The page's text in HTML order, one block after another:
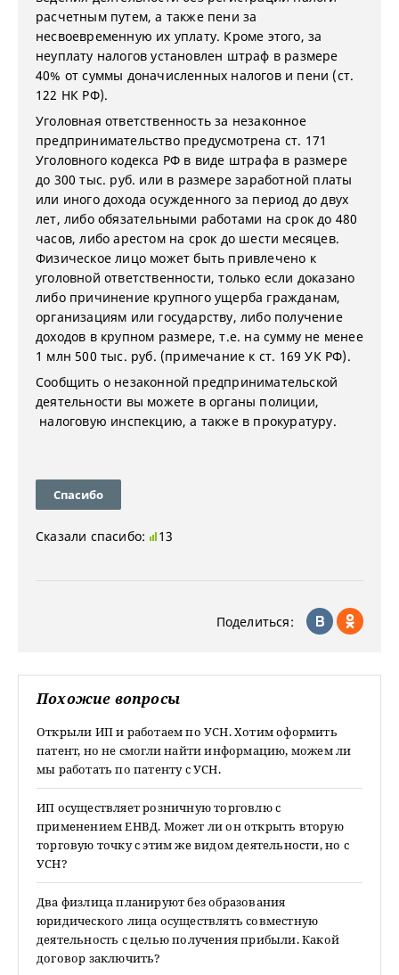
расчетным путем, а также пени за
несвоевременную их уплату. Кроме этого, за
неуплату налогов установлен штраф в размере
40% от суммы доначисленных налогов и пени (ст.
122 НК РФ).
Уголовная ответственность за незаконное
предпринимательство предусмотрена ст. 171
Уголовного кодекса РФ в виде штрафа в размере
до 300 тыс. руб. или в размере заработной платы
или иного дохода осужденного за период до двух
лет, либо обязательными работами на срок до 480
часов, либо арестом на срок до шести месяцев.
Физическое лицо может быть привлечено к
уголовной ответственности, только если доказано
либо причинение крупного ущерба гражданам,
организациям или государству, либо получение
доходов в крупном размере, т.е. на сумму не менее
1 млн 500 тыс. руб. (примечание к ст. 169 УК РФ).
Сообщить о незаконной предпринимательской
деятельности вы можете в органы полиции,
налоговую инспекцию, а также в прокуратуру.
Спасибо
Сказали спасибо: 13
Поделиться:
Похожие вопросы
Открыли ИП и работаем по УСН. Хотим оформить
патент, но не смогли найти информацию, можем ли
мы работать по патенту с УСН.
ИП осуществляет розничную торговлю с
применением ЕНВД. Может ли он открыть вторую
торговую точку с этим же видом деятельности, но с
УСН?
Два физлица планируют без образования
юридического лица осуществлять совместную
деятельность с целью получения прибыли. Какой
договор заключить?